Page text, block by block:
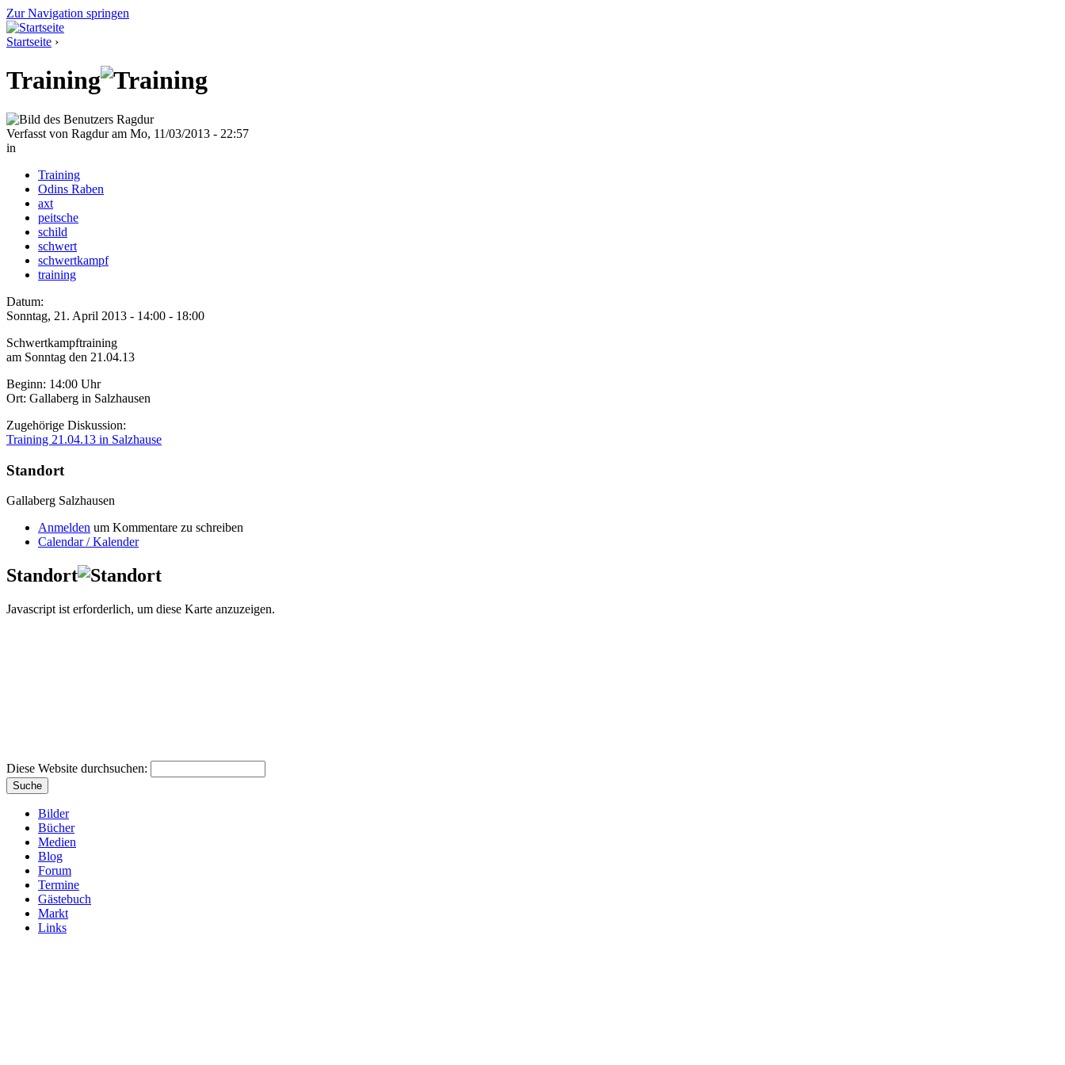
Zur Navigation springen
Startseite ›
Training
Verfasst von Ragdur am Mo, 11/03/2013 - 22:57
in
Training
Odins Raben
axt
peitsche
schild
schwert
schwertkampf
training
Datum:
Sonntag, 21. April 2013 - 14:00 - 18:00
Schwertkampftraining
am Sonntag den 21.04.13
Beginn: 14:00 Uhr
Ort: Gallaberg in Salzhausen
Zugehörige Diskussion:
Training 21.04.13 in Salzhause
Standort
Gallaberg Salzhausen
Anmelden um Kommentare zu schreiben
Calendar / Kalender
Standort
Javascript ist erforderlich, um diese Karte anzuzeigen.
Diese Website durchsuchen:
Bilder
Bücher
Medien
Blog
Forum
Termine
Gästebuch
Markt
Links